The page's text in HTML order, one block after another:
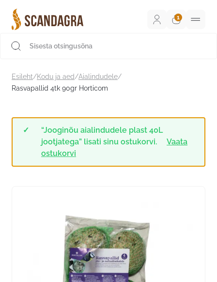
sisu
juurde
Esileht/Kodu ja aed/Aialindudele/
Rasvapallid 4tk 90gr Horticom
“Jooginõu aialindudele plast 40L
jootjatega” lisati sinu ostukorvi.
Vaata
ostukorvi